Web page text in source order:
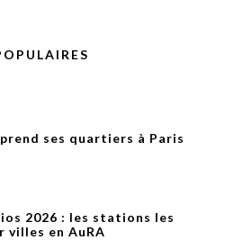
ses quartiers à Paris
2026 : les stations les
villes en AuRA